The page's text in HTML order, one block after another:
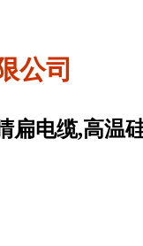
公司
扁电缆,高温